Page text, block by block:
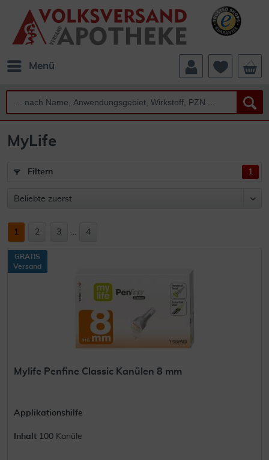
Menü
MyLife
Filtern 1
1 2 3 ... 4
GRATIS
Versand
Mylife Penfine Classic Kanülen 8 mm
Applikationshilfe
Inhalt 100 Kanüle